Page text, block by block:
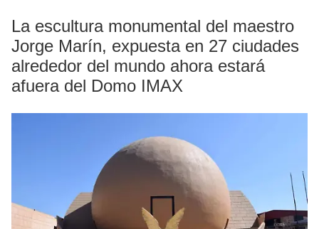
La escultura monumental del maestro
Jorge Marín, expuesta en 27 ciudades
alrededor del mundo ahora estará
afuera del Domo IMAX